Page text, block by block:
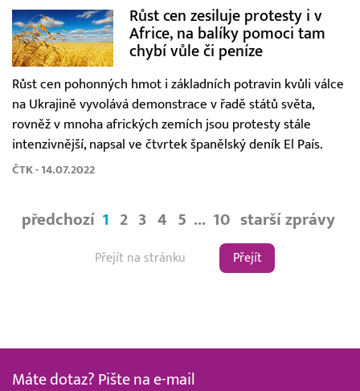
Růst cen zesiluje protesty i v
Africe, na balíky pomoci tam
chybí vůle či peníze
Růst cen pohonných hmot i základních potravin kvůli válce
na Ukrajině vyvolává demonstrace v řadě států světa,
rovněž v mnoha afrických zemích jsou protesty stále
intenzivnější, napsal ve čtvrtek španělský deník El País.
ČTK - 14.07.2022
předchozí 1 2 3 4 5 ... 10 starší zprávy
Přejít
Máte dotaz? Pište na e-mail